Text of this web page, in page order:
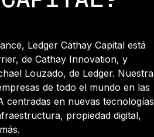
Ledger Cathay Capital está
de Cathay Innovation, y
Louzado, de Ledger. Nuestra
de todo el mundo en las
centradas en nuevas tecnologías
propiedad digital,